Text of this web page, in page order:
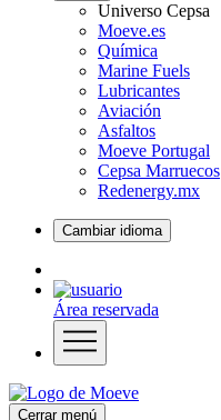
Universo Cepsa
Moeve.es
Química
Marine Fuels
Lubricantes
Aviación
Asfaltos
Moeve Portugal
Cepsa Marruecos
Redenergy.mx
Cambiar idioma
Área reservada
Cerrar menú